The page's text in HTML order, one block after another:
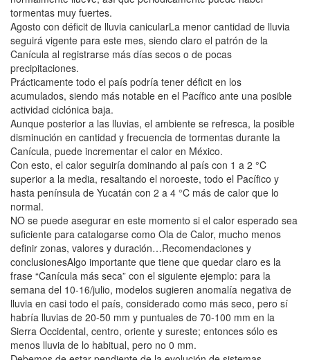
tormentas muy fuertes.
Agosto con déficit de lluvia canicularLa menor cantidad de lluvia
seguirá vigente para este mes, siendo claro el patrón de la
Canícula al registrarse más días secos o de pocas
precipitaciones.
Prácticamente todo el país podría tener déficit en los
acumulados, siendo más notable en el Pacífico ante una posible
actividad ciclónica baja.
Aunque posterior a las lluvias, el ambiente se refresca, la posible
disminución en cantidad y frecuencia de tormentas durante la
Canícula, puede incrementar el calor en México.
Con esto, el calor seguiría dominando al país con 1 a 2 °C
superior a la media, resaltando el noroeste, todo el Pacífico y
hasta península de Yucatán con 2 a 4 °C más de calor que lo
normal.
NO se puede asegurar en este momento si el calor esperado sea
suficiente para catalogarse como Ola de Calor, mucho menos
definir zonas, valores y duración…Recomendaciones y
conclusionesAlgo importante que tiene que quedar claro es la
frase “Canícula más seca” con el siguiente ejemplo: para la
semana del 10-16/julio, modelos sugieren anomalía negativa de
lluvia en casi todo el país, considerado como más seco, pero sí
habría lluvias de 20-50 mm y puntuales de 70-100 mm en la
Sierra Occidental, centro, oriente y sureste; entonces sólo es
menos lluvia de lo habitual, pero no 0 mm.